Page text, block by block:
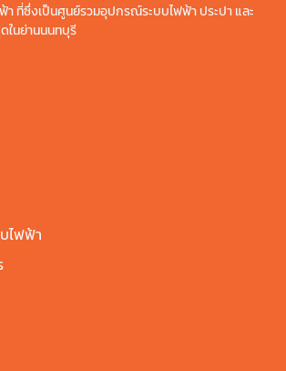
ที่ซึ่งเป็นศูนย์รวมอุปกรณ์ระบบไฟฟ้า ประปา และ
ในย่านนนทบุรี
ไฟฟ้า